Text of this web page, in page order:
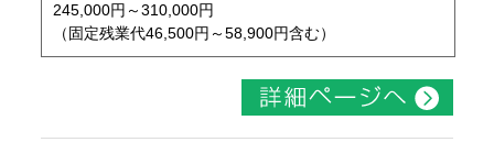
245,000円～310,000円
（固定残業代46,500円～58,900円含む）